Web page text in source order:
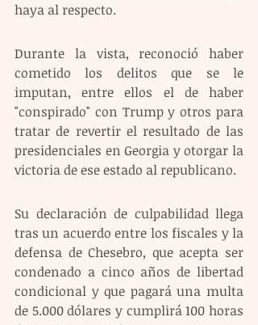
haya al respecto.
Durante la vista, reconoció haber
cometido los delitos que se le
imputan, entre ellos el de haber
"conspirado" con Trump y otros para
tratar de revertir el resultado de las
presidenciales en Georgia y otorgar la
victoria de ese estado al republicano.
Su declaración de culpabilidad llega
tras un acuerdo entre los fiscales y la
defensa de Chesebro, que acepta ser
condenado a cinco años de libertad
condicional y que pagará una multa
de 5.000 dólares y cumplirá 100 horas